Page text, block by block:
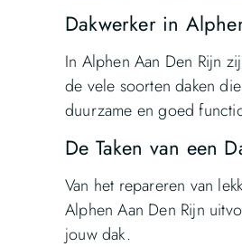
Dakwerker in
In Alphen Aan Den Rijn
de vele soorten daken
duurzame en goed
De Taken van een
Van het repareren van
Alphen Aan Den Rijn
jouw dak.